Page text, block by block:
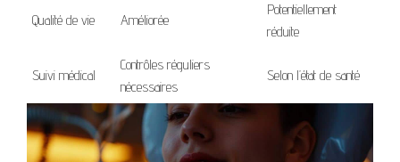
Qualité de vie Améliorée
Potentiellement
réduite
Suivi médical
Contrôles réguliers
nécessaires
Selon l’état de santé